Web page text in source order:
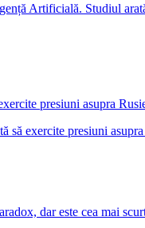
Artificială. Studiul
exercite presiuni
dar este cea mai